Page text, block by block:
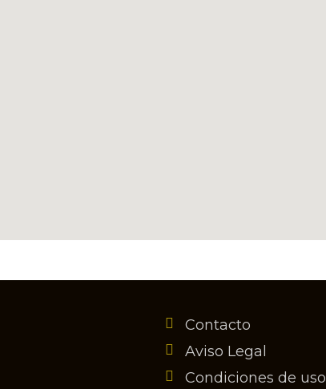
Contacto
Aviso Legal
Condiciones de uso